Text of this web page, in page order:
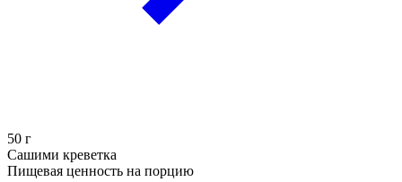
50 г
Сашими креветка
Пищевая ценность на порцию